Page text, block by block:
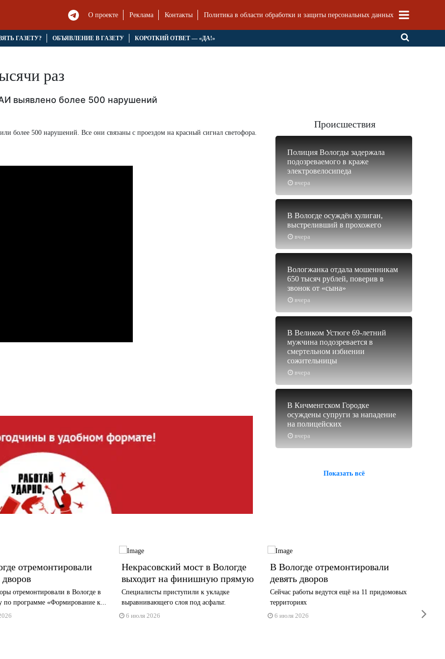
О проекте Реклама Контакты Политика в области обработки и защиты персональных данных
ГАЗЕТУ? ОБЪЯВЛЕНИЕ В ГАЗЕТУ КОРОТКИЙ ОТВЕТ — «ДА!»
раз
выявлено более 500 нарушений
более 500 нарушений. Все они связаны с проездом на красный сигнал светофора.
Происшествия
вчера
Полиция Вологды задержала
подозреваемого в краже
электровелосипеда
вчера
В Вологде осуждён хулиган,
выстреливший в прохожего
вчера
Вологжанка отдала мошенникам
650 тысяч рублей, поверив в
звонок от «сына»
вчера
В Великом Устюге 69-летний
мужчина подозревается в
смертельном избиении
сожительницы
вчера
В Кичменгском Городке
осуждены супруги за нападение
на полицейских
Показать всё
отремонтировали
дворов
отремонтировали в Вологде в
по программе «Формирование к...
Некрасовский мост в Вологде
выходит на финишную прямую
Специалисты приступили к укладке
выравнивающего слоя под асфальт.
6 июля 2026
В Вологде отремонтировали
девять дворов
Сейчас работы ведутся ещё на 11 придомовых
территориях
6 июля 2026
под 16